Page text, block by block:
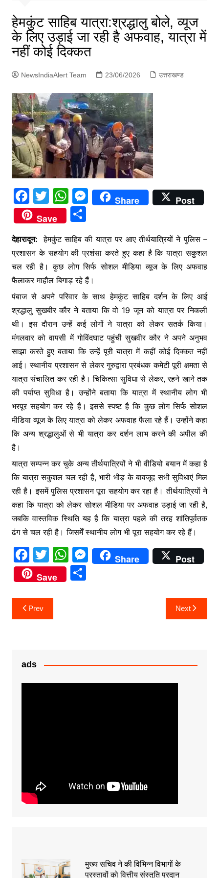
हेमकुंट साहिब यात्रा:श्रद्धालु बोले, व्यूज
के लिए उड़ाई जा रही है अफवाह, यात्रा में
नहीं कोई दिक्कत
NewsIndiaAlert Team 23/06/2026 उत्तराखण्ड
F
a
c
e
b
o
o
k
T
w
itt
er
W
h
at
s
A
p
p
M
e
s
e
n
g
er
Share
Post
Save
S
ar
e
देहारादून: हेमकुंट साहिब की यात्रा पर आए तीर्थयात्रियों ने पुलिस –
प्रशासन के सहयोग की प्रशंसा करते हुए कहा है कि यात्रा सकुशल
चल रही है। कुछ लोग सिर्फ सोशल मीडिया व्यूज के लिए अफवाह
फैलाकर माहौल बिगाड़ रहे हैं।
पंबाज से अपने परिवार के साथ हेमकुंट साहिब दर्शन के लिए आई
श्रद्धालु सुखबीर कौर ने बताया कि वो 19 जून को यात्रा पर निकली
थी। इस दौरान उन्हें कई लोगों ने यात्रा को लेकर सतर्क किया।
मंगलवार को वापसी में गोविंदघाट पहुंची सुखवीर कौर ने अपने अनुभव
साझा करते हुए बताया कि उन्हें पूरी यात्रा में कहीं कोई दिक्कत नहीं
आई। स्थानीय प्रशासन से लेकर गुरुद्वारा प्रबंधक कमेटी पूरी क्षमता से
यात्रा संचालित कर रही है। चिकित्सा सुविधा से लेकर, रहने खाने तक
की पर्याप्त सुविधा है। उन्होंने बताया कि यात्रा में स्थानीय लोग भी
भरपूर सहयोग कर रहे हैं। इससे स्पष्ट है कि कुछ लोग सिर्फ सोशल
मीडिया व्यूज के लिए यात्रा को लेकर अफवाह फैला रहे हैं। उन्होंने कहा
कि अन्य श्रद्धालुओं से भी यात्रा कर दर्शन लाभ करने की अपील की
है।
यात्रा सम्पन्न कर चुके अन्य तीर्थयात्रियों ने भी वीडियो बयान में कहा है
कि यात्रा सकुशल चल रही है, भारी भीड़ के बावजूद सभी सुविधाएं मिल
रही है। इसमें पुलिस प्रशासन पूरा सहयोग कर रहा है। तीर्थयात्रियों ने
कहा कि यात्रा को लेकर सोशल मीडिया पर अफवाह उड़ाई जा रही है,
जबकि वास्तविक स्थिति यह है कि यात्रा पहले की तरह शांतिपूर्वतक
ढंग से चल रही है। जिसमेँ स्थानीय लोग भी पूरा सहयोग कर रहे हैं।
F
a
c
e
b
k
T
w
itt
er
W
h
at
M
e
er
Share
Post
Save
S
Post
navigation
Prev Next
ads
मुख्य सचिव ने की विभिन्न विभागों के
प्रस्तावों को वित्तीय संस्तुति प्रदान
r